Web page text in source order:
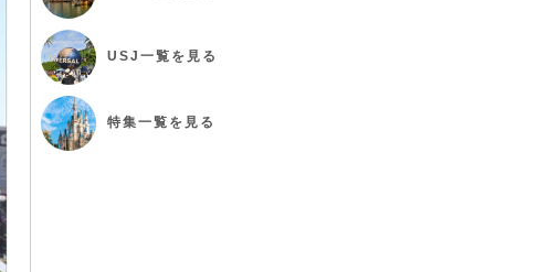
USJ 一覧を見る
特集一覧を見る